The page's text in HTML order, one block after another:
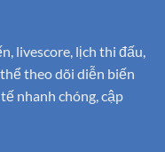
livescore, lịch thi đấu,
theo dõi diễn biến
nhanh chóng, cập